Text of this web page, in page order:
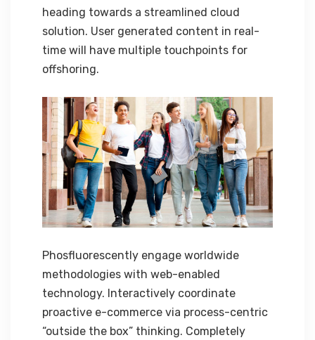
heading towards a streamlined cloud
solution. User generated content in real-
time will have multiple touchpoints for
offshoring.
Phosfluorescently engage worldwide
methodologies with web-enabled
technology. Interactively coordinate
proactive e-commerce via process-centric
“outside the box” thinking. Completely